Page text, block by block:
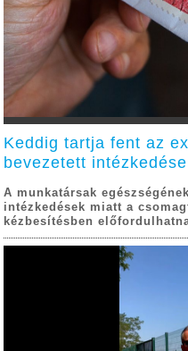
Keddig tartja fent az
bevezetett
A munkatársak
intézkedések miatt a
kézbesítésben